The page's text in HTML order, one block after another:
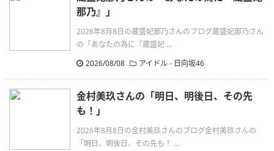
那乃』」
2026年8月8日の蔵盛妃那乃さんのブログ蔵盛妃那乃さん
の「あなたの為に『蔵盛妃 ...
2026/08/08
アイドル - 日向坂46
金村美玖さんの「明日、明後日、その先
も！」
2026年8月8日の金村美玖さんのブログ金村美玖さんの
「明日、明後日、その先も！ ...